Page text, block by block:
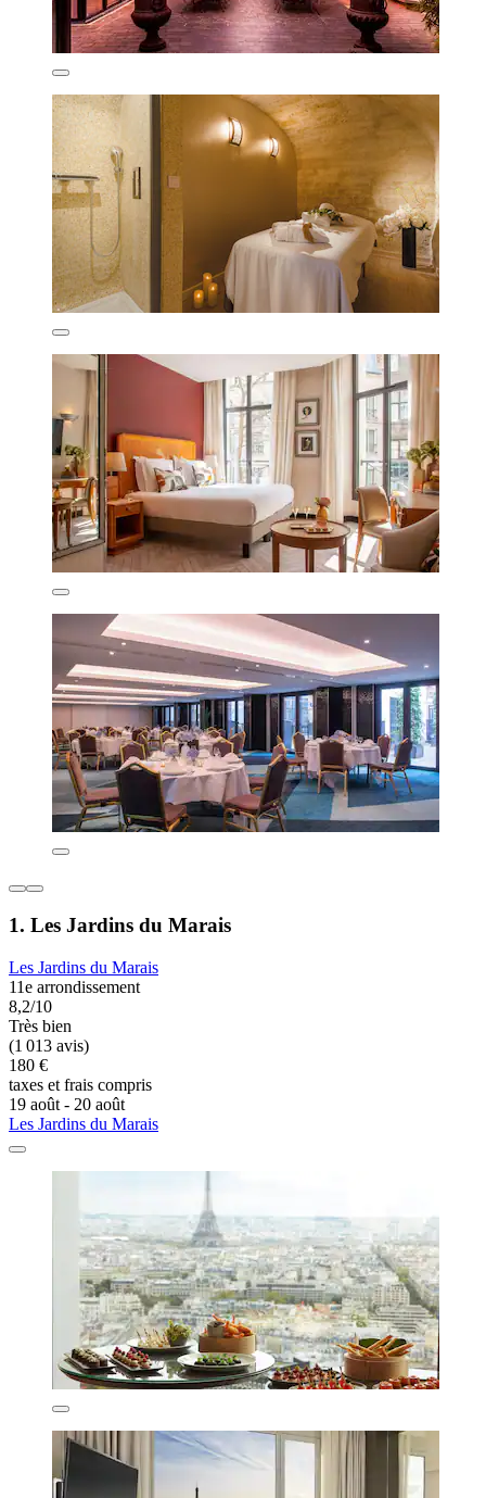
1. Les Jardins du Marais
Les Jardins du Marais
11e arrondissement
8,2/10
Très bien
(1 013 avis)
180 €
taxes et frais compris
19 août - 20 août
Les Jardins du Marais